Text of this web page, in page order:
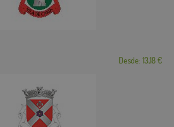
Desde: 13,18 €